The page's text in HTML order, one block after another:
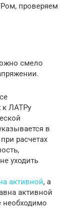
проверяем
смело
к ЛАТРу
в
расчетах
уходить
активной, а
активной
необходимо